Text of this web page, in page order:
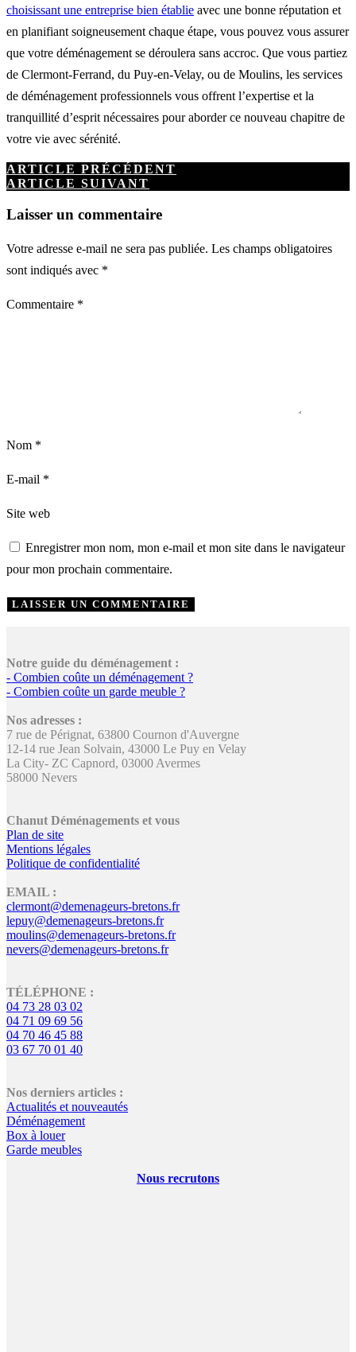
choisissant une entreprise bien établie avec une bonne réputation et
en planifiant soigneusement chaque étape, vous pouvez vous assurer
que votre déménagement se déroulera sans accroc. Que vous partiez
de Clermont-Ferrand, du Puy-en-Velay, ou de Moulins, les services
de déménagement professionnels vous offrent l’expertise et la
tranquillité d’esprit nécessaires pour aborder ce nouveau chapitre de
votre vie avec sérénité.
ARTICLE PRÉCÉDENT
ARTICLE SUIVANT
Laisser un commentaire
Votre adresse e-mail ne sera pas publiée. Les champs obligatoires
sont indiqués avec *
Commentaire *
Nom *
E-mail *
Site web
Enregistrer mon nom, mon e-mail et mon site dans le navigateur
pour mon prochain commentaire.
Notre guide du déménagement :
- Combien coûte un déménagement ?
- Combien coûte un garde meuble ?
Nos adresses :
7 rue de Pérignat, 63800 Cournon d'Auvergne
12-14 rue Jean Solvain, 43000 Le Puy en Velay
La City- ZC Capnord, 03000 Avermes
58000 Nevers
Chanut Déménagements et vous
Plan de site
Mentions légales
Politique de confidentialité
EMAIL :
clermont@demenageurs-bretons.fr
lepuy@demenageurs-bretons.fr
moulins@demenageurs-bretons.fr
nevers@demenageurs-bretons.fr
TÉLÉPHONE :
04 73 28 03 02
04 71 09 69 56
04 70 46 45 88
03 67 70 01 40
Nos derniers articles :
Actualités et nouveautés
Déménagement
Box à louer
Garde meubles
Nous recrutons